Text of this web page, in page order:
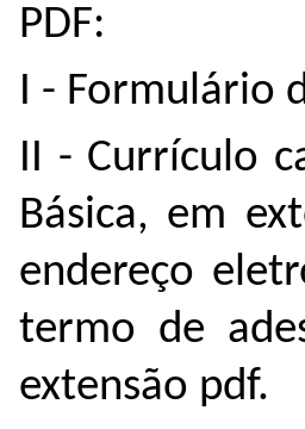
PDF:
I - Formulário
II - Currículo
Básica, em
endereço
termo de
extensão pdf.